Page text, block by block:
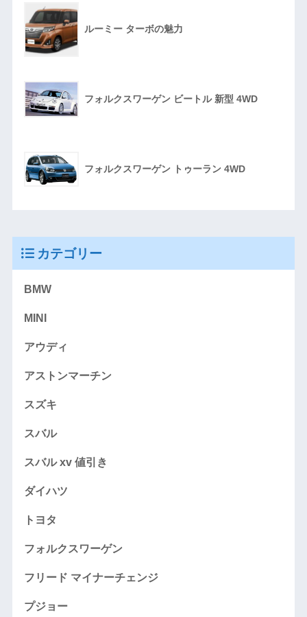
ルーミー ターボの魅力
フォルクスワーゲン ビートル 新型 4WD
フォルクスワーゲン トゥーラン 4WD
カテゴリー
BMW
MINI
アウディ
アストンマーチン
スズキ
スバル
スバル xv 値引き
ダイハツ
トヨタ
フォルクスワーゲン
フリード マイナーチェンジ
プジョー